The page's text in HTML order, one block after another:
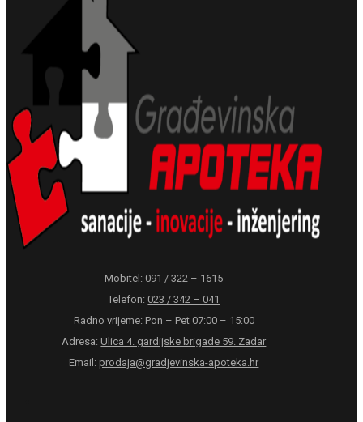
Mobitel:091 / 322 – 1615
Telefon:023 / 342 – 041
Radno vrijeme: Pon – Pet 07:00 – 15:00
Adresa:Ulica 4. gardijske brigade 59. Zadar
Email:prodaja@gradjevinska-apoteka.hr